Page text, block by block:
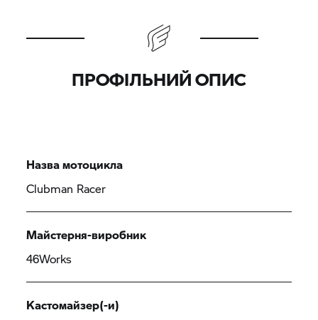
ПРОФІЛЬНИЙ ОПИС
Назва мотоцикла
Clubman Racer
Майстерня-виробник
46Works
Кастомайзер(-и)